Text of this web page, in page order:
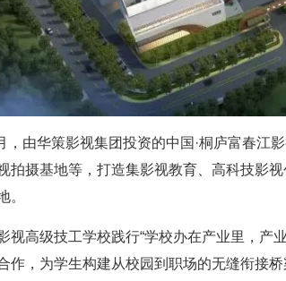
，由华策影视集团投资的中国·桐庐富春江
拍摄基地等，打造集影视教育、高科技影
。
视高级技工学校践行“学校办在产业里，产
作，为学生构建从校园到职场的无缝衔接桥